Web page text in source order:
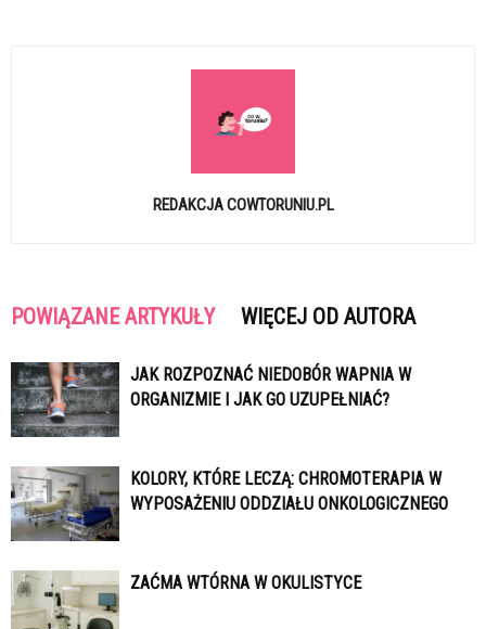
REDAKCJA COWTORUNIU.PL
POWIĄZANE ARTYKUŁY WIĘCEJ OD AUTORA
JAK ROZPOZNAĆ NIEDOBÓR WAPNIA W
ORGANIZMIE I JAK GO UZUPEŁNIAĆ?
KOLORY, KTÓRE LECZĄ: CHROMOTERAPIA W
WYPOSAŻENIU ODDZIAŁU ONKOLOGICZNEGO
ZAĆMA WTÓRNA W OKULISTYCE